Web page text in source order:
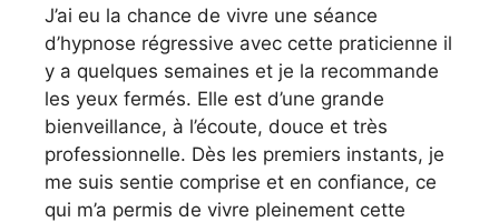
J’ai eu la chance de vivre une séance
d’hypnose régressive avec cette praticienne il
y a quelques semaines et je la recommande
les yeux fermés. Elle est d’une grande
bienveillance, à l’écoute, douce et très
professionnelle. Dès les premiers instants, je
me suis sentie comprise et en confiance, ce
qui m’a permis de vivre pleinement cette